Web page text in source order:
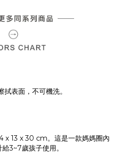
表面，不可機洗。
x 13 x 30 cm。這是一款媽媽圈內
3~7歲孩子使用。